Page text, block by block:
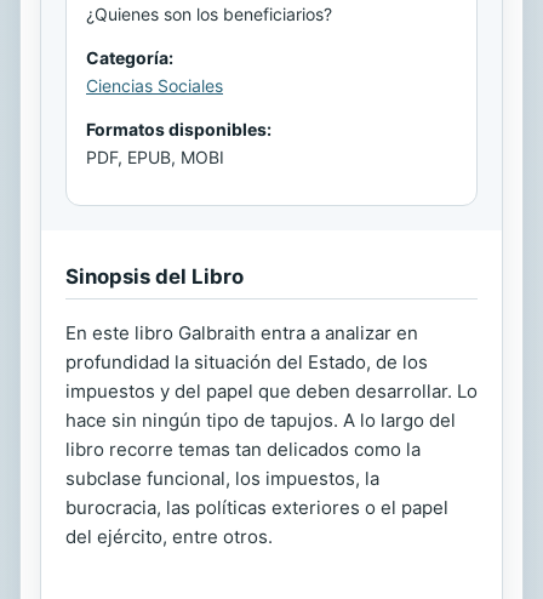
¿Quienes son los beneficiarios?
Categoría:
Ciencias Sociales
Formatos disponibles:
PDF, EPUB, MOBI
Sinopsis del Libro
En este libro Galbraith entra a analizar en
profundidad la situación del Estado, de los
impuestos y del papel que deben desarrollar. Lo
hace sin ningún tipo de tapujos. A lo largo del
libro recorre temas tan delicados como la
subclase funcional, los impuestos, la
burocracia, las políticas exteriores o el papel
del ejército, entre otros.